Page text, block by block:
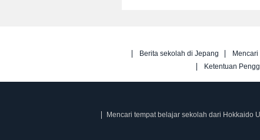
Berita sekolah di Jepang
Ketentuan
Mencari tempat belajar sekolah dari Hokkaido